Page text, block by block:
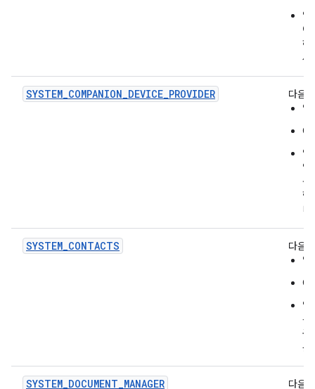
앱
이
하
세
SYSTEM_COMPANION_DEVICE_PROVIDER
다음
앱
앱
용
합
니
SYSTEM_CONTACTS
다음
앱
는
공
문
SYSTEM_DOCUMENT_MANAGER 다음